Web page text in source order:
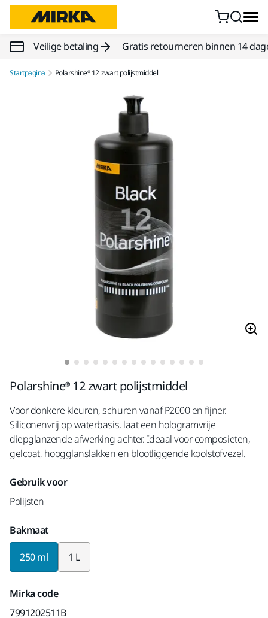
Doorgaan naar inhoud
Veilige betaling Gratis retourneren binnen 14
Startpagina Polarshine® 12 zwart polijstmiddel
Polarshine® 12 zwart polijstmiddel
Voor donkere kleuren, schuren vanaf P2000 en fijner.
Siliconenvrij op waterbasis, laat een hologramvrije
diepglanzende afwerking achter. Ideaal voor composieten,
gelcoat, hoogglanslakken en blootliggende koolstofvezel.
Gebruik voor
Polijsten
Bakmaat
250 ml 1 L
Mirka code
7991202511B